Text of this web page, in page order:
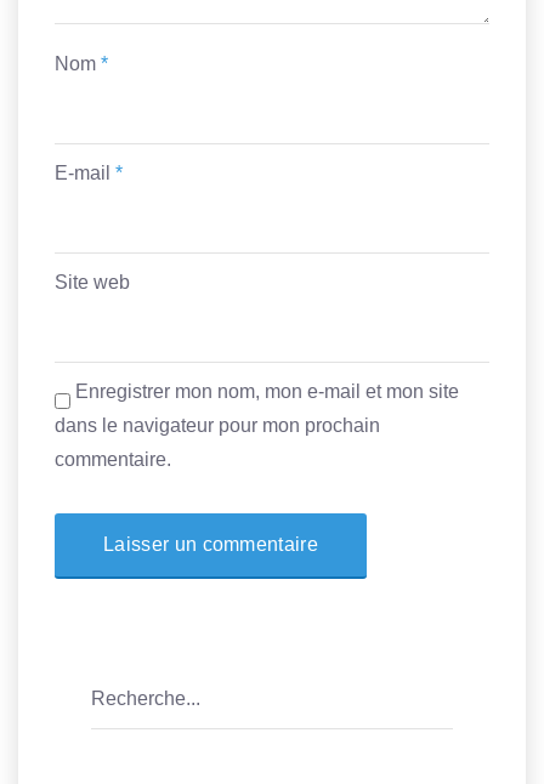
Nom *
E-mail *
Site web
Enregistrer mon nom, mon e-mail et mon site
dans le navigateur pour mon prochain
commentaire.